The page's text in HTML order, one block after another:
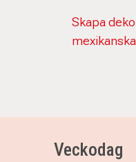
Skapa
Veckodag